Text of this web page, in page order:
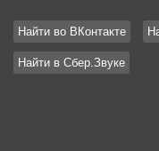
Найти во ВКонтакте
Найти в Сбер.Звуке